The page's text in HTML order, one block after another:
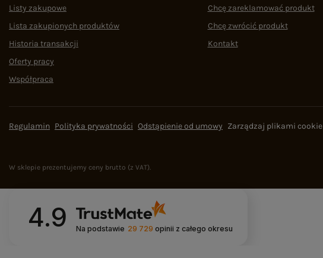
Listy zakupowe
Lista zakupionych produktów
Historia transakcji
Oferty pracy
Współpraca
Chcę zareklamować produkt
Chcę zwrócić produkt
Kontakt
Regulamin Polityka prywatności Odstąpienie od umowy Zarządzaj plikami cookie
W sklepie prezentujemy ceny brutto (z VAT).
4.9 Na podstawie 29 729 opinii z całego okresu